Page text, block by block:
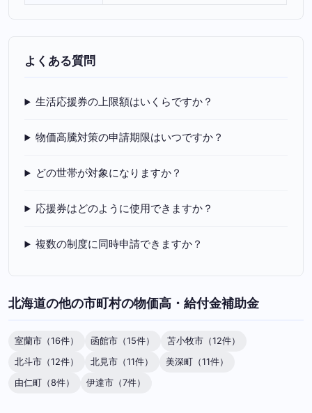
よくある質問
生活応援券の上限額はいくらですか？
物価高騰対策の申請期限はいつですか？
どの世帯が対象になりますか？
応援券はどのように使用できますか？
複数の制度に同時申請できますか？
北海道の他の市町村の物価高・給付金補助金
室蘭市（16件） 函館市（15件）
苫小牧市（12件）
北斗市（12件）
北見市（11件）
美深町（11件）
由仁町（8件）
伊達市（7件）